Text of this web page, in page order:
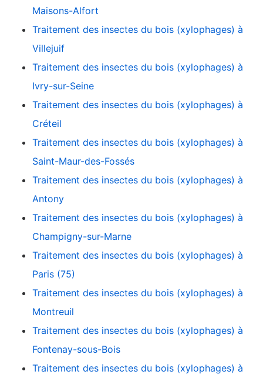
Maisons-Alfort
Traitement des insectes du bois (xylophages) à
Villejuif
Traitement des insectes du bois (xylophages) à
Ivry-sur-Seine
Traitement des insectes du bois (xylophages) à
Créteil
Traitement des insectes du bois (xylophages) à
Saint-Maur-des-Fossés
Traitement des insectes du bois (xylophages) à
Antony
Traitement des insectes du bois (xylophages) à
Champigny-sur-Marne
Traitement des insectes du bois (xylophages) à
Paris (75)
Traitement des insectes du bois (xylophages) à
Montreuil
Traitement des insectes du bois (xylophages) à
Fontenay-sous-Bois
Traitement des insectes du bois (xylophages) à